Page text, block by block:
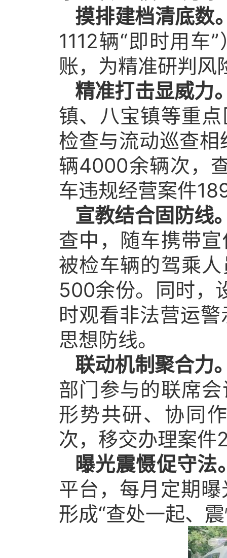
摸排建档清底数
1112辆“即时用车
账，为精准研判风
精准打击显威力
镇、八宝镇等重
检查与流动巡查
辆4000余辆次，
车违规经营案件
宣教结合固防线
查中，随车携带
被检车辆的驾乘
500余份。同时，
时观看非法营运
思想防线。
联动机制聚合力
部门参与的联席
形势共研、协同
次，移交办理案件
曝光震慑促守法
平台，每月定期
形成“查处一起、